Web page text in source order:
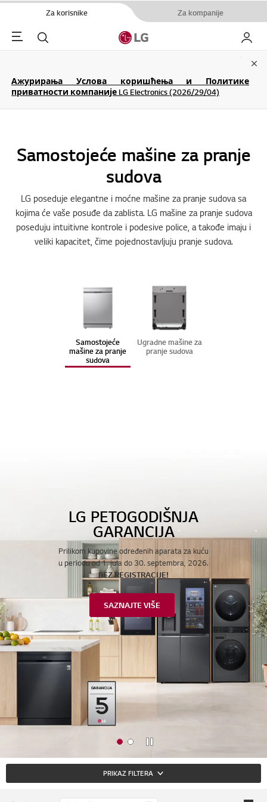
Za korisnike Za kompanije
Menu Pretraga Moj LG
Ажурирања Услова коришћења и Политике
приватности компаније LG Electronics (2026/29/04)
Samostojeće mašine za pranje
sudova
LG poseduje elegantne i moćne mašine za pranje sudova sa
kojima će vaše posuđe da zablista. LG mašine za pranje sudova
poseduju intuitivne kontrole i podesive police, a takođe imaju i
veliki kapacitet, čime pojednostavljuju pranje sudova.
Samostojeće
mašine za pranje
sudova
Ugradne mašine za
pranje sudova
Zaustavi
PRIKAZ FILTERA